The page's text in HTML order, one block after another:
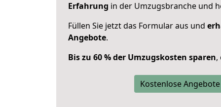
Erfahrung in der Umzugsbranche und
Füllen Sie jetzt das Formular aus und
Angebote.
Bis zu 60 % der Umzugskosten sparen,
Kostenlose